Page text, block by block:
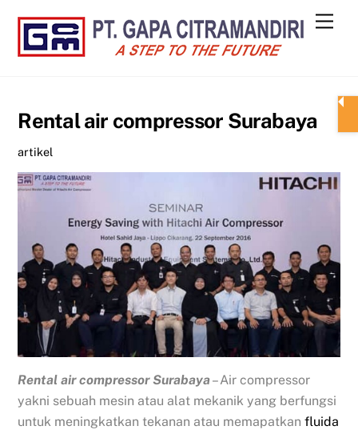
content
Rental air compressor Surabaya
artikel
Rental air compressor Surabaya– Air compressor
yakni sebuah mesin atau alat mekanik yang berfungsi
untuk meningkatkan tekanan atau memapatkanfluida